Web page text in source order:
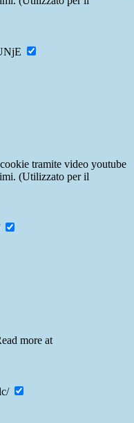
tramite video youtube
(Utilizzato per il
more at